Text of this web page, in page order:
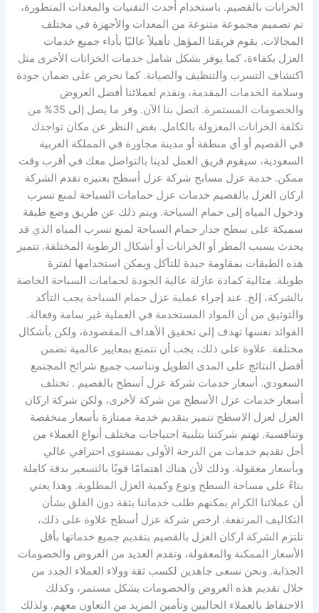
الخزانات بالقصيم. باستخدام أحدث التقنيات والمعدات المتطورة،
تم تصميم مجموعة متنوعة من المعدات والأجهزة في مختلف
المجالات. يقوم فريقنا المؤهل تأهيلاً عاليًا بأداء جميع خدمات
العزل بكفاءة، كما يوفر بشكل شامل خدمات الخزانات الأخرى مثل
اكتشاف التسرب والتنظيف والصيانة. كما نحرص على ضمان جودة
وسلامة الخدمات المقدمة، ونقدم لعملائنا أفضل العروض
والخصومات المستمرة. اتصل بنا الآن. وفر ما يصل إلى 35% من
تكلفة الخزانات المعزولة بالكامل. بغض النظر عن مكان تواجدك
في القصيم أو أي منطقة أو مدينة مجاورة في المملكة العربية
السعودية، سيقوم فريق العمل لدينا بالتواصل معك في أقرب وقت
ممكن. خدمة عزل مسابح شركة عزل أسطح بعنيزه تقدم الشركة
اركان العزل بالقصيم خدمات عزل حمامات السباحة لمنع تسرب
ودخول المياه إلى حمام السباحة. ويتم ذلك عن طريق وضع طبقة
سميكة على سطح جدار حمام السباحة لمنع تسرب المياه الذي قد
يحدث بسبب المطر أو الخزانات أو أشكال الرطوبة المختلفة. تتميز
هذه الطبقات بمقاومة جيدة للتآكل ويمكن استخدامها لفترة
طويلة. مثالية كمادة عازلة عالية الجودة لحمامات السباحة الخاصة
بالشركة، إلخ. عند إجراء عملية عزل حمام السباحة يجب التأكد
والتوثيق من أن المواد المستخدمة في العملية غير سامة وفعالة.
الفوائد نفسها تهدف إلى تحقيق الأهداف المقصودة، ولكن بأشكال
مختلفة. علاوة على ذلك، يجب أن تتمتع بمعايير عالمية تضمن
أفضل النتائج على المدى الطويل وتناسب جميع شرائح المجتمع
السعودي. أسعار خدمات شركة عزل أسطح بالقصيم . تختلف
أسعار خدمات عزل الأسطح من شركة لأخرى، ولكن شركة اركان
العزل لعزل الاسطح تتميز بتقديم خدمة ممتازة بأسعار منخفضة
وتنافسية. تهتم شركتنا بتلبية احتياجات مختلف أنواع العملاء من
أجل تقديم خدمات من الدرجة الأولى بمستوى احترافي عالي
وبأسعار معقولة. وذلك لأن هناك اهتمامًا قويًا بالتسعير بدقة كاملة
بناءً على مساحة السطح ونوع وكمية العزل المطلوبة. وهذا يعني
أن عملائنا الكرام يمكنهم طلب خدماتنا بثقة دون القلق بشأن
التكاليف المرتفعة. ارخص شركة عزل أسطح علاوة على ذلك،
تلتزم الشركة اركان العزل بالقصيم بتقديم جميع خدماتها بأقل
الأسعار الممكنة والمعقولة، وتقدم العديد من العروض والخصومات
الجذابة. ونحن نسعى جاهدين لكسب ثقة وولاء العملاء الجدد من
خلال تقديم هذه العروض والخصومات بشكل مستمر، وكذلك
الاحتفاظ بالعملاء الحاليين وتأمين المزيد من التعاون معهم. ولذلك